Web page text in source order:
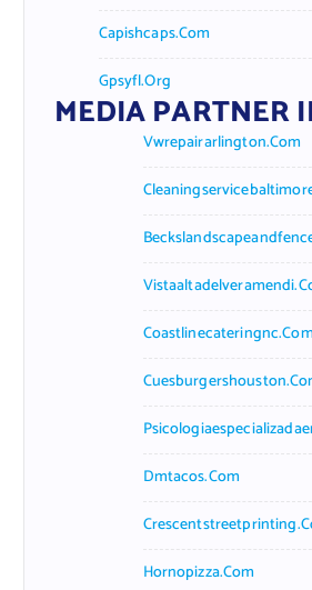
Capishcaps.com
Gpsyfl.org
MEDIA PARTNER
Vwrepairarlington.com
Coastlinecateringnc.com
Dmtacos.com
Hornopizza.com